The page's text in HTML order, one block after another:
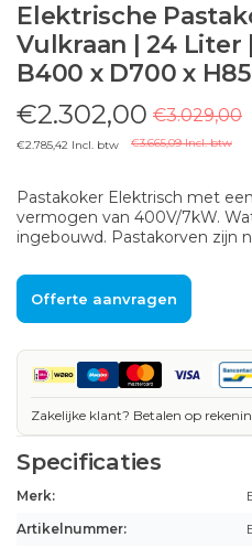
Elektrische
Vulkraan | 24 Liter
B400 x D700 x
€2.302,00 €3.029,00
€2.785,42 Incl. btw €3.665,09 Incl. btw
Pastakoker Elektrisch met
vermogen van 400V/7kW.
ingebouwd. Pastakorven zijn
Offerte aanvragen
Zakelijke klant? Betalen op
Specificaties
Merk:
Artikelnummer: